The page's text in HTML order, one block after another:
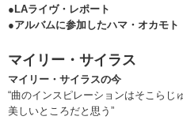
●LAライヴ・レポート
●アルバムに参加したハマ・オカモ
マイリー・サイラス
マイリー・サイラスの今
“曲のインスピレーションはそこらじ
美しいところだと思う”